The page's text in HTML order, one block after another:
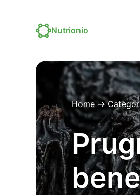
Nutrionio
Home →